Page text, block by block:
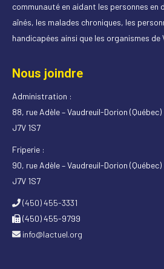
communauté en aidant les personnes en
aînés, les malades chroniques, les
handicapées ainsi que les organismes de
Nous joindre
Administration :
88, rue Adèle – Vaudreuil-Dorion (Québec)
J7V 1S7
Friperie :
90, rue Adèle – Vaudreuil-Dorion (Québec)
J7V 1S7
(450) 455-3331
(450) 455-9799
info@lactuel.org